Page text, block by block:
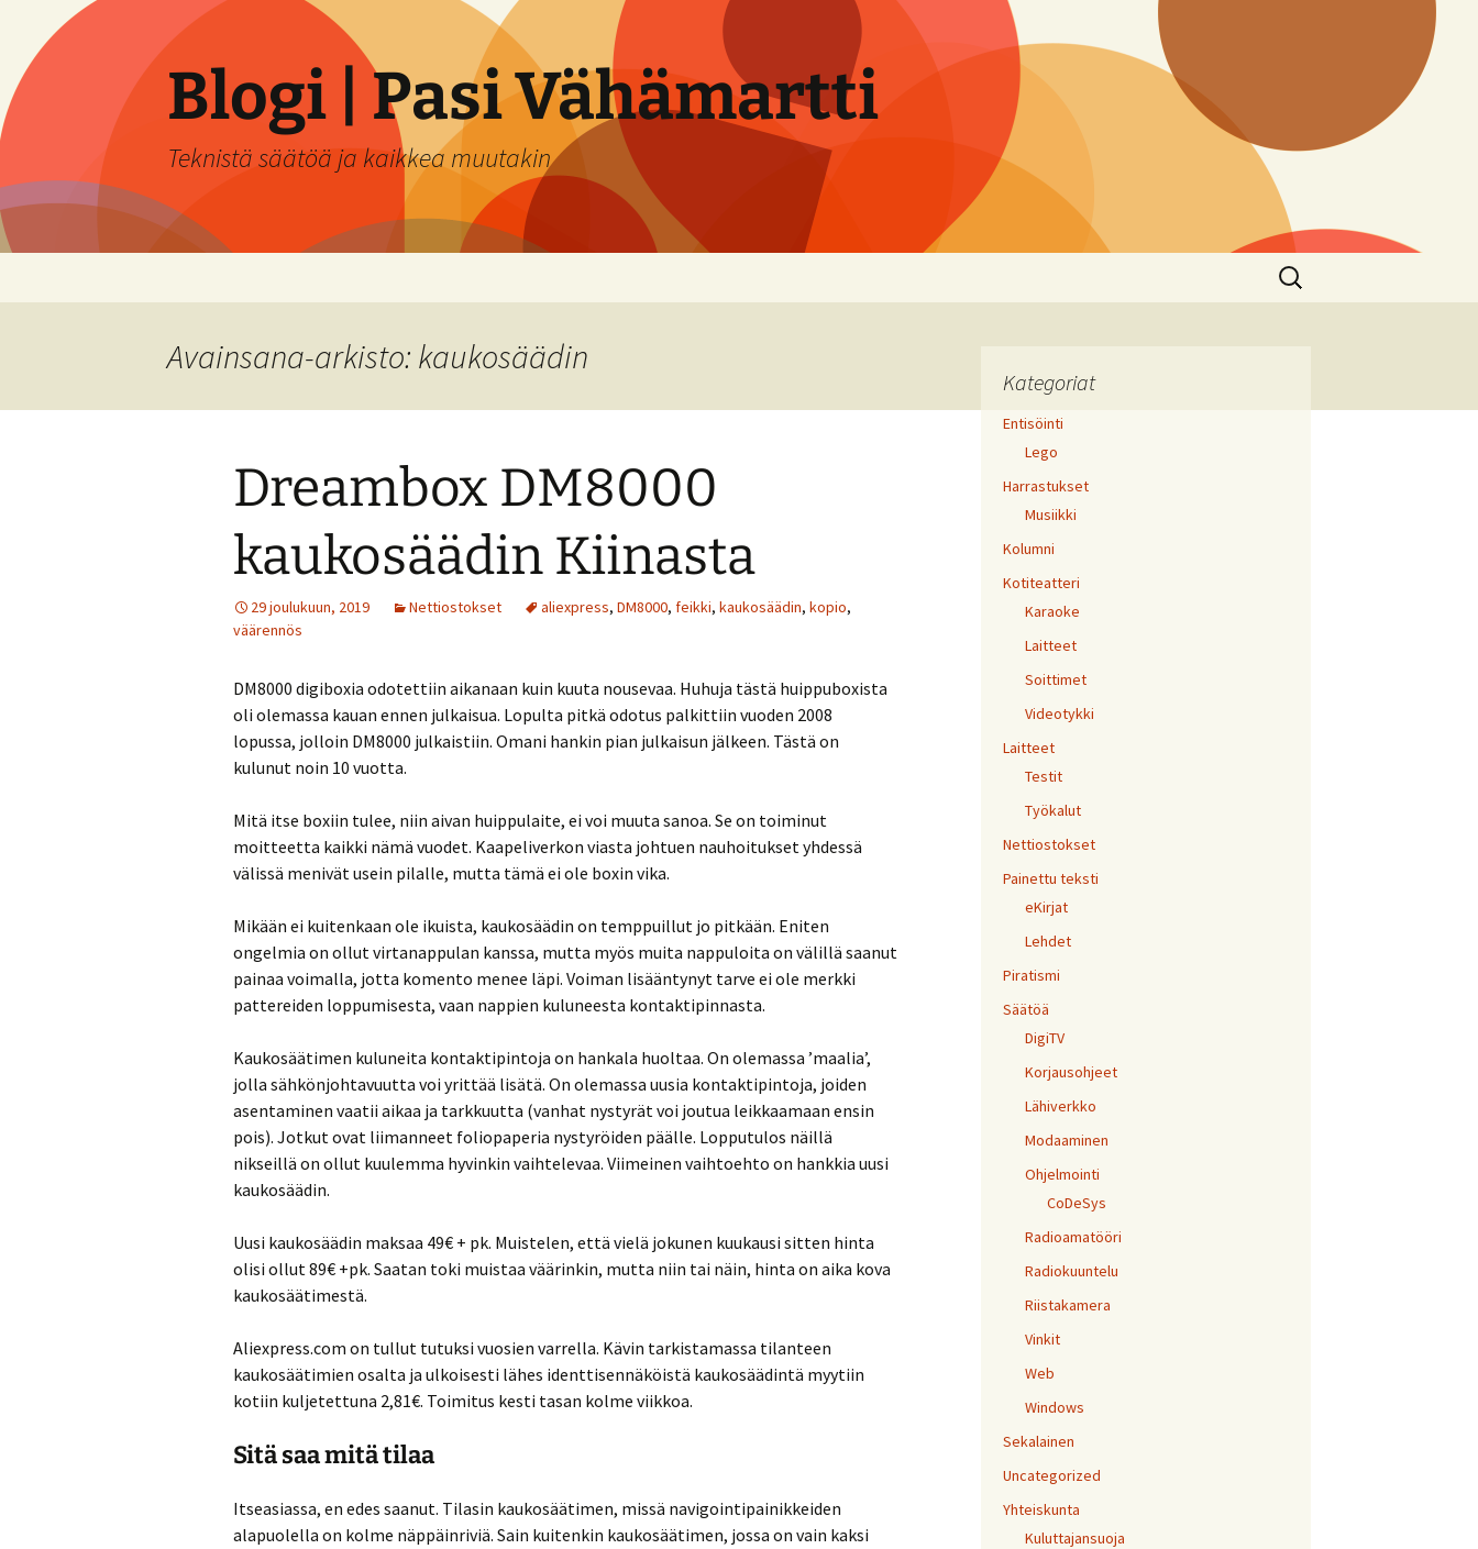
sisältöön
Blogi | Pasi Vähämartti
Teknistä säätöä ja kaikkea muutakin
Haku:
Avainsana-arkisto: kaukosäädin
Dreambox DM8000
kaukosäädin Kiinasta
29 joulukuun, 2019 Nettiostokset aliexpress, DM8000, feikki, kaukosäädin, kopio,
väärennös
DM8000 digiboxia odotettiin aikanaan kuin kuuta nousevaa. Huhuja tästä huippuboxista
oli olemassa kauan ennen julkaisua. Lopulta pitkä odotus palkittiin vuoden 2008
lopussa, jolloin DM8000 julkaistiin. Omani hankin pian julkaisun jälkeen. Tästä on
kulunut noin 10 vuotta.
Mitä itse boxiin tulee, niin aivan huippulaite, ei voi muuta sanoa. Se on toiminut
moitteetta kaikki nämä vuodet. Kaapeliverkon viasta johtuen nauhoitukset yhdessä
välissä menivät usein pilalle, mutta tämä ei ole boxin vika.
Mikään ei kuitenkaan ole ikuista, kaukosäädin on temppuillut jo pitkään. Eniten
ongelmia on ollut virtanappulan kanssa, mutta myös muita nappuloita on välillä saanut
painaa voimalla, jotta komento menee läpi. Voiman lisääntynyt tarve ei ole merkki
pattereiden loppumisesta, vaan nappien kuluneesta kontaktipinnasta.
Kaukosäätimen kuluneita kontaktipintoja on hankala huoltaa. On olemassa ’maalia’,
jolla sähkönjohtavuutta voi yrittää lisätä. On olemassa uusia kontaktipintoja, joiden
asentaminen vaatii aikaa ja tarkkuutta (vanhat nystyrät voi joutua leikkaamaan ensin
pois). Jotkut ovat liimanneet foliopaperia nystyröiden päälle. Lopputulos näillä
nikseillä on ollut kuulemma hyvinkin vaihtelevaa. Viimeinen vaihtoehto on hankkia uusi
kaukosäädin.
Uusi kaukosäädin maksaa 49€ + pk. Muistelen, että vielä jokunen kuukausi sitten hinta
olisi ollut 89€ +pk. Saatan toki muistaa väärinkin, mutta niin tai näin, hinta on aika kova
kaukosäätimestä.
Aliexpress.com on tullut tutuksi vuosien varrella. Kävin tarkistamassa tilanteen
kaukosäätimien osalta ja ulkoisesti lähes identtisennäköistä kaukosäädintä myytiin
kotiin kuljetettuna 2,81€. Toimitus kesti tasan kolme viikkoa.
Sitä saa mitä tilaa
Itseasiassa, en edes saanut. Tilasin kaukosäätimen, missä navigointipainikkeiden
alapuolella on kolme näppäinriviä. Sain kuitenkin kaukosäätimen, jossa on vain kaksi
Kategoriat
Entisöinti
Lego
Harrastukset
Musiikki
Kolumni
Kotiteatteri
Karaoke
Laitteet
Soittimet
Videotykki
Laitteet
Testit
Työkalut
Nettiostokset
Painettu teksti
eKirjat
Lehdet
Piratismi
Säätöä
DigiTV
Korjausohjeet
Lähiverkko
Modaaminen
Ohjelmointi
CoDeSys
Radioamatööri
Radiokuuntelu
Riistakamera
Vinkit
Web
Windows
Sekalainen
Uncategorized
Yhteiskunta
Kuluttajansuoja